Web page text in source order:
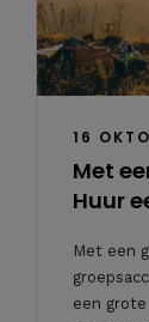
16
Met
Huur
Met een
een